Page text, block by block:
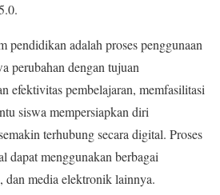
pendidikan adalah proses penggunaan
perubahan dengan tujuan
efektivitas pembelajaran, memfasilitasi
siswa mempersiapkan diri
terhubung secara digital. Proses
dapat menggunakan berbagai
dan media elektronik lainnya.